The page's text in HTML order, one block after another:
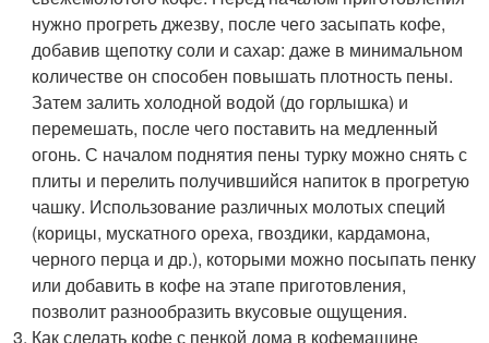
нужно прогреть джезву, после чего засыпать кофе,
добавив щепотку соли и сахар: даже в минимальном
количестве он способен повышать плотность пены.
Затем залить холодной водой (до горлышка) и
перемешать, после чего поставить на медленный
огонь. С началом поднятия пены турку можно снять с
плиты и перелить получившийся напиток в прогретую
чашку. Использование различных молотых специй
(корицы, мускатного ореха, гвоздики, кардамона,
черного перца и др.), которыми можно посыпать пенку
или добавить в кофе на этапе приготовления,
позволит разнообразить вкусовые ощущения.
Как сделать кофе с пенкой дома в кофемашине